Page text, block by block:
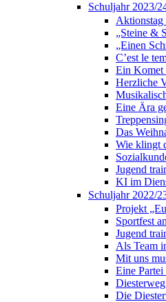
Schuljahr 2023/
Aktionstag
„Steine &
„Einen
C’est le
Ein Komet
Herzliche
Eine Ära
Das
Wie klingt
Jugend
KI im
Schuljahr 2022/
Projekt
Sportfest
Jugend
Als Team
Mit uns
Eine
Die